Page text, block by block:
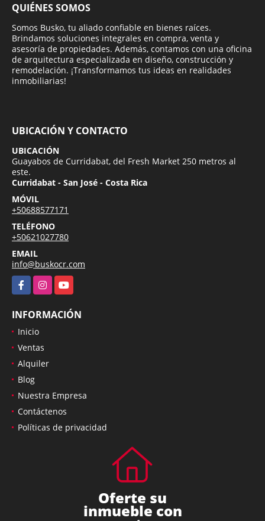
QUIÉNES SOMOS
Somos Busko, tu aliado confiable en bienes raíces.
Brindamos soluciones integrales en compra, venta y
asesoría de propiedades. Además, contamos con una oficina
de arquitectura especializada en diseño, construcción y
remodelación. ¡Transformamos tus ideas en realidades
inmobiliarias!
UBICACIÓN Y CONTACTO
UBICACIÓN
Guayabos de Curridabat, del Fresh Market 250 metros al
este.
Curridabat - San José - Costa Rica
MÓVIL
+50688577171
TELÉFONO
+50621027780
EMAIL
info@buskocr.com
FacebookInstagramYouTube
INFORMACIÓN
Inicio
Ventas
Alquiler
Blog
Nuestra Empresa
Contáctenos
Políticas de privacidad
Oferte su
inmueble con